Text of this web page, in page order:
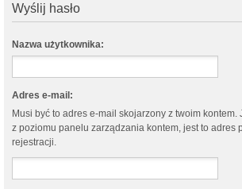
Wyślij hasło
Nazwa użytkownika:
Adres e-mail:
Musi być to adres e-mail skojarzony z twoim kontem.
z poziomu panelu zarządzania kontem, jest to adres
rejestracji.